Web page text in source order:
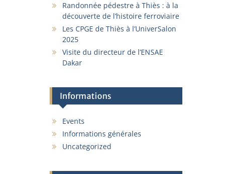
Randonnée pédestre à Thiès : à la
découverte de l’histoire ferroviaire
Les CPGE de Thiès à l’UniverSalon
2025
Visite du directeur de l’ENSAE
Dakar
Informations
Events
Informations générales
Uncategorized